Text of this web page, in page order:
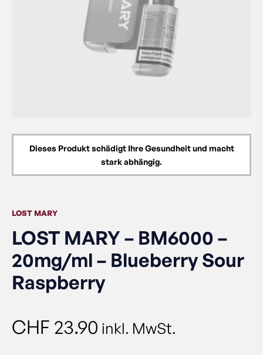
Dieses Produkt schädigt Ihre Gesundheit und macht
stark abhängig.
LOST MARY
LOST MARY – BM6000 –
20mg/ml – Blueberry Sour
Raspberry
CHF 23.90 inkl. MwSt.